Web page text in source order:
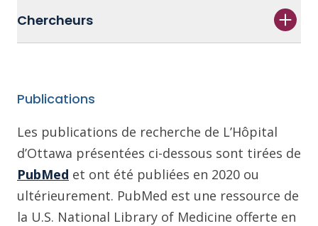
Chercheurs
Publications
Les publications de recherche de L’Hôpital
d’Ottawa présentées ci-dessous sont tirées de
PubMed et ont été publiées en 2020 ou
ultérieurement. PubMed est une ressource de
la U.S. National Library of Medicine offerte en